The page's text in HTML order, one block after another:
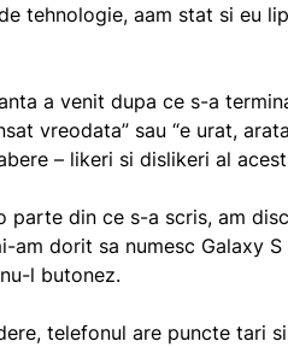
tehnologie, aam stat si eu
a venit dupa ce s-a
vreodata” sau “e urat,
– likeri si dislikeri al
parte din ce s-a scris, am
am dorit sa numesc Galaxy
l butonez.
telefonul are puncte tari